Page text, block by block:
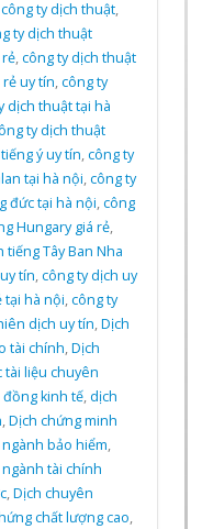
công ty dịch thuật,
ty dịch thuật
,công ty dịch thuật
uy tín,công ty
dịch thuật tại hà
ty dịch thuật
ý uy tín,công ty
tại hà nội,công ty
đức tại hà nội,công
Hungary giá rẻ,
tiếng Tây Ban Nha
tín,công ty dịch uy
tại hà nội,công ty
dịch uy tín,Dịch
tài chính,Dịch
tài liệu chuyên
đồng kinh tế,dịch
,Dịch chứng minh
bảo hiểm,
tài chính
,Dịch chuyên
chất lượng cao,